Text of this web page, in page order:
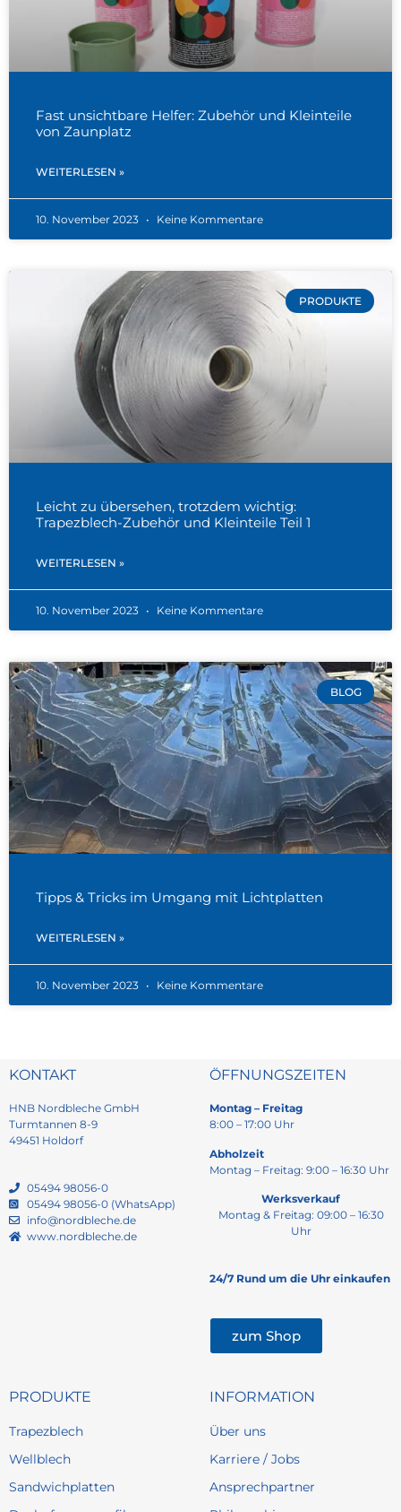
Fast unsichtbare Helfer: Zubehör und Kleinteile
von Zaunplatz
WEITERLESEN »
10. November 2023 Keine Kommentare
PRODUKTE
Leicht zu übersehen, trotzdem wichtig:
Trapezblech-Zubehör und Kleinteile Teil 1
WEITERLESEN »
10. November 2023 Keine Kommentare
BLOG
Tipps & Tricks im Umgang mit Lichtplatten
WEITERLESEN »
10. November 2023 Keine Kommentare
KONTAKT
HNB Nordbleche GmbH
Turmtannen 8-9
49451 Holdorf
05494 98056-0
05494 98056-0 (WhatsApp)
info@nordbleche.de
www.nordbleche.de
ÖFFNUNGSZEITEN
Montag – Freitag
8:00 – 17:00 Uhr
Abholzeit
Montag – Freitag: 9:00 – 16:30 Uhr
Werksverkauf
Montag & Freitag: 09:00 – 16:30
Uhr
24/7 Rund um die Uhr einkaufen
zum Shop
PRODUKTE
Trapezblech
Wellblech
Sandwichplatten
INFORMATION
Über uns
Karriere / Jobs
Ansprechpartner